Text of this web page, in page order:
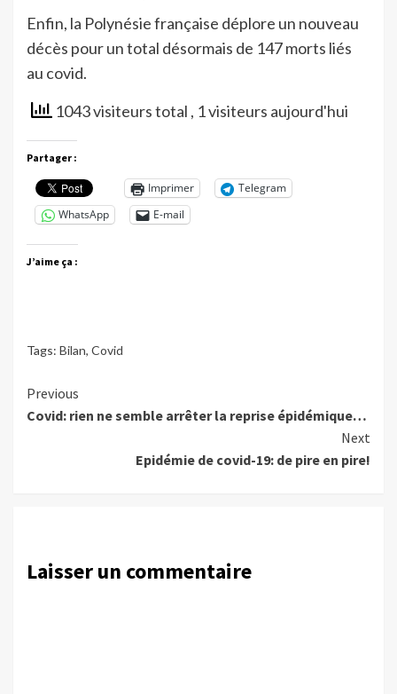
Enfin, la Polynésie française déplore un nouveau
décès pour un total désormais de 147 morts liés
au covid.
1043 visiteurs total , 1 visiteurs aujourd'hui
Partager :
Imprimer
Telegram
WhatsApp
E-mail
J’aime ça :
Tags: Bilan, Covid
Continue
Reading
Previous
Covid: rien ne semble arrêter la reprise épidémique…
Next
Epidémie de covid-19: de pire en pire!
Laisser un commentaire